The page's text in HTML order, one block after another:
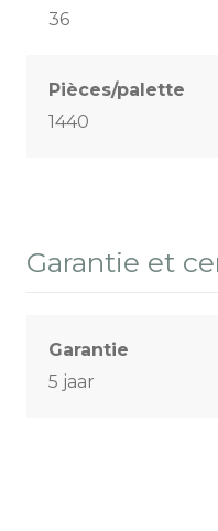
36
Pièces/palette
1440
Garantie et
Garantie
5 jaar